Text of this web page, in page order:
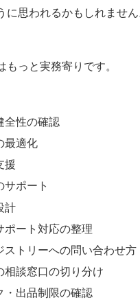
に思われるかもしれません
もっと実務寄りです。
全性の確認
最適化
援
サポート
計
ポート対応の整理
ストリーへの問い合わせ方
相談窓口の切り分け
・出品制限の確認